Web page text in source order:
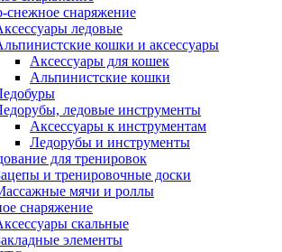
снежное снаряжение
ледовые
кошки и аксессуары
Аксессуары для кошек
Альпинистские кошки
ледовые инструменты
Аксессуары к инструментам
Ледорубы и инструменты
для тренировок
и тренировочные доски
мячи и роллы
снаряжение
скальные
элементы